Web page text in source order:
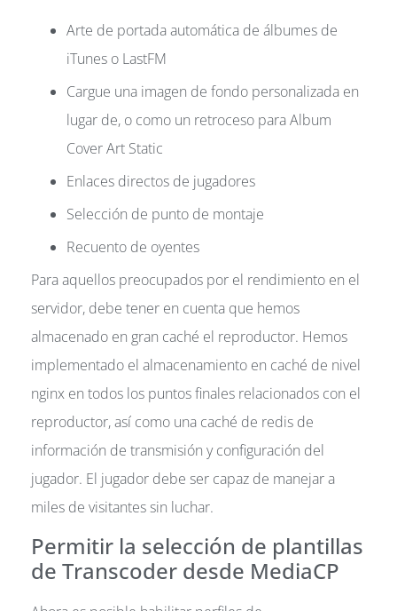
Arte de portada automática de álbumes de
iTunes o LastFM
Cargue una imagen de fondo personalizada en
lugar de, o como un retroceso para Album
Cover Art Static
Enlaces directos de jugadores
Selección de punto de montaje
Recuento de oyentes
Para aquellos preocupados por el rendimiento en el
servidor, debe tener en cuenta que hemos
almacenado en gran caché el reproductor. Hemos
implementado el almacenamiento en caché de nivel
nginx en todos los puntos finales relacionados con el
reproductor, así como una caché de redis de
información de transmisión y configuración del
jugador. El jugador debe ser capaz de manejar a
miles de visitantes sin luchar.
Permitir la selección de plantillas
de Transcoder desde MediaCP